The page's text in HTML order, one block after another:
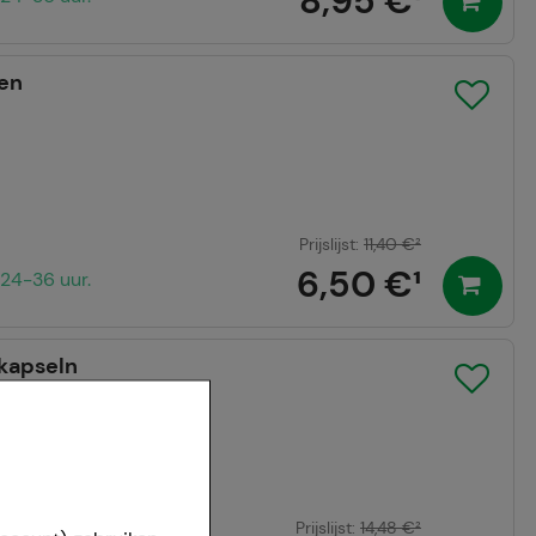
36 uur. 6,50 €¹
Prijslijst: 11,40 €²
Prijslijst: 14,48 €²